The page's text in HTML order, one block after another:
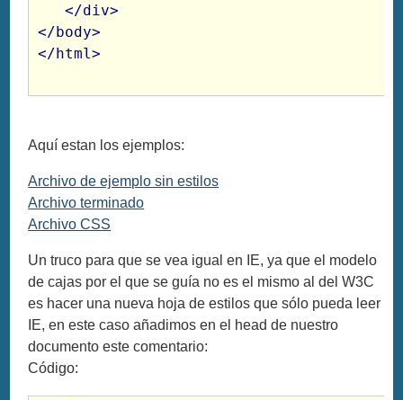
   </div>
</body>
</html>
Aquí estan los ejemplos:
Archivo de ejemplo sin estilos
Archivo terminado
Archivo CSS
Un truco para que se vea igual en IE, ya que el modelo
de cajas por el que se guía no es el mismo al del W3C
es hacer una nueva hoja de estilos que sólo pueda leer
IE, en este caso añadimos en el head de nuestro
documento este comentario:
Código: